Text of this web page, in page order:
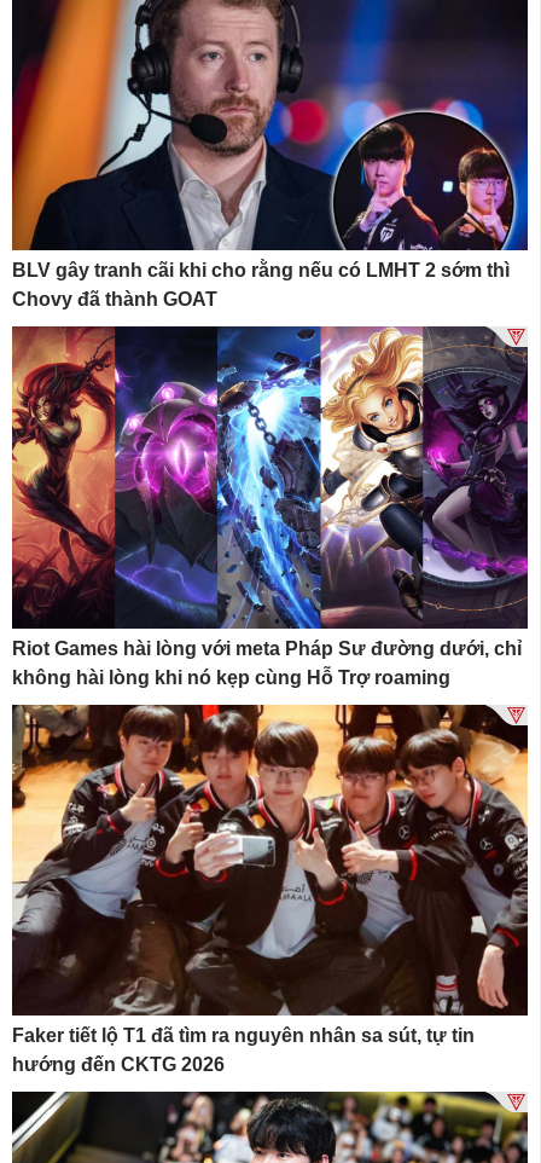
BLV gây tranh cãi khi cho rằng nếu có LMHT 2 sớm thì
Chovy đã thành GOAT
Riot Games hài lòng với meta Pháp Sư đường dưới, chỉ
không hài lòng khi nó kẹp cùng Hỗ Trợ roaming
Faker tiết lộ T1 đã tìm ra nguyên nhân sa sút, tự tin
hướng đến CKTG 2026